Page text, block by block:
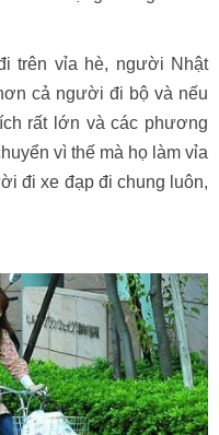
trên vỉa hè, người Nhật
cả người đi bộ và nếu
rất lớn và các phương
vì thế mà họ làm vỉa
đi xe đạp đi chung luôn,